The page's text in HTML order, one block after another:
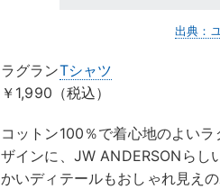
出典：
ラグランTシャツ
￥1,990（税込）
コットン100％で着心地のよい
ザインに、JW ANDERSONらし
かいディテールもおしゃれ見えの